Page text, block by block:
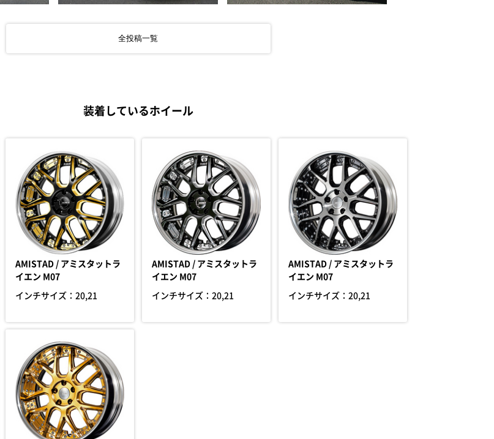
全投稿一覧
装着しているホイール
AMISTAD / アミスタットラ
イエン M07
インチサイズ： 20,21
AMISTAD / アミスタットラ
イエン M07
インチサイズ： 20,21
AMISTAD / アミスタットラ
イエン M07
インチサイズ： 20,21